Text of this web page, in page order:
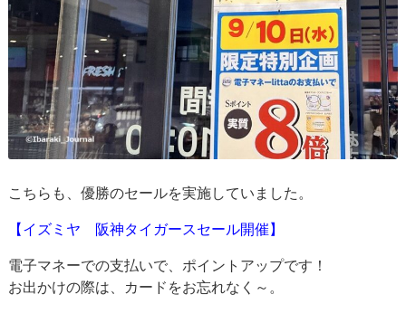
こちらも、優勝のセールを実施していました。
【イズミヤ 阪神タイガースセール開催】
電子マネーでの支払いで、ポイントアップです！
お出かけの際は、カードをお忘れなく～。